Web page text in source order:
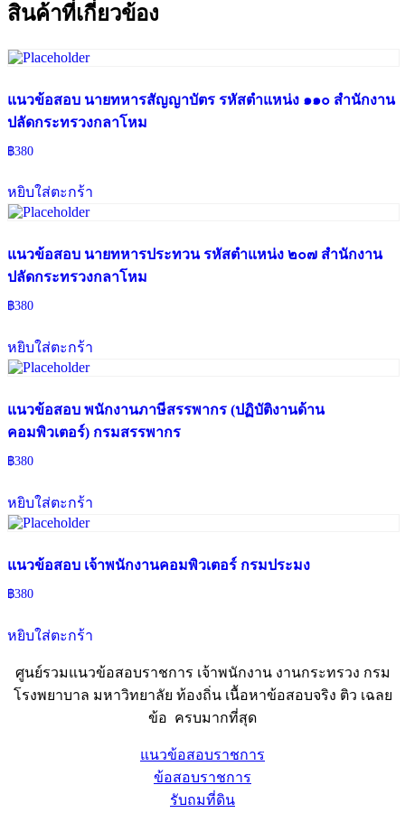
สินค้าที่เกี่ยวข้อง
แนวข้อสอบ นายทหารสัญญาบัตร รหัสตำแหน่ง ๑๑๐ สำนักงาน
ปลัดกระทรวงกลาโหม
฿380
หยิบใส่ตะกร้า
แนวข้อสอบ นายทหารประทวน รหัสตำแหน่ง ๒๐๗ สำนักงาน
ปลัดกระทรวงกลาโหม
฿380
หยิบใส่ตะกร้า
แนวข้อสอบ พนักงานภาษีสรรพากร (ปฏิบัติงานด้าน
คอมพิวเตอร์) กรมสรรพากร
฿380
หยิบใส่ตะกร้า
แนวข้อสอบ เจ้าพนักงานคอมพิวเตอร์ กรมประมง
฿380
หยิบใส่ตะกร้า
ศูนย์รวมแนวข้อสอบราชการ เจ้าพนักงาน งานกระทรวง กรม
โรงพยาบาล มหาวิทยาลัย ท้องถิ่น เนื้อหาข้อสอบจริง ติว เฉลย
ข้อ ครบมากที่สุด
แนวข้อสอบราชการ
ข้อสอบราชการ
รับถมที่ดิน